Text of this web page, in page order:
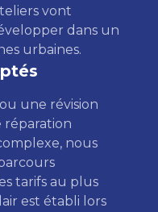
vont
dans un
urbaines.
une révision
réparation
nous
tarifs au plus
est établi lors